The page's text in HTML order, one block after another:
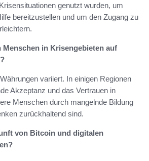
genutzt wurden, um
bereitzustellen und um den Zugang zu
Menschen in Krisengebieten auf
variiert. In einigen Regionen
Akzeptanz und das Vertrauen in
Menschen durch mangelnde Bildung
zurückhaltend sind.
von Bitcoin und digitalen